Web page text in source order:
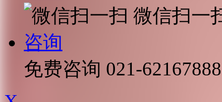
微信扫一
咨询
免费咨询 021-62167888